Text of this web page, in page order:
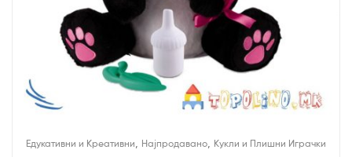
Едукативни и Креативни Најпродавано Кукли и Плишни Играчки